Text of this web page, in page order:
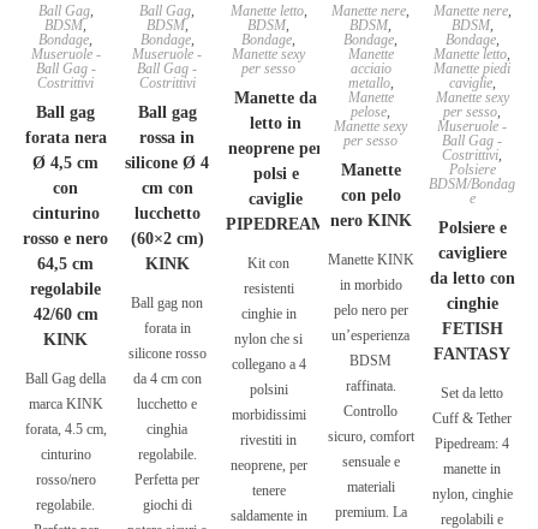
Ball Gag,
BDSM,
Bondage
Museruole -
Ball Gag -
Costrittivi
Ball gag
forata nera
Ø 4,5 cm
con
cinturino
rosso e nero
64,5 cm
regolabile
42/60 cm
KINK
Ball Gag della
marca KINK
forata, 4.5 cm,
cinturino
rosso/nero
regolabile.
Ball Gag
BDSM,
Bondage,
Museruole -
Ball Gag -
Costrittivi
Ball gag
rossa in
silicone Ø 4
cm con
lucchetto
(60×2 cm)
KINK
Ball gag non
forata in
silicone rosso
da 4 cm con
lucchetto e
cinghia
regolabile.
Perfetta per
giochi di
Manette letto,
BDSM
Bondage
Manette sexy
per sesso
Manette da
letto in
neoprene per
polsi e
caviglie
PIPEDREAM
Kit con
resistenti
cinghie in
nylon che si
collegano a 4
polsini
morbidissimi
rivestiti in
neoprene, per
tenere
saldamente in
Manette nere
BDSM
Bondage
Manette
acciaio
metallo,
Manette
pelose
Manette sexy
per sesso
Manette
con pelo
nero KINK
Manette KINK
in morbido
pelo nero per
un’esperienza
BDSM
raffinata.
Controllo
sicuro, comfort
sensuale e
materiali
premium. La
Manette nere,
BDSM,
Bondage,
Manette letto
Manette piedi
caviglie,
Manette sexy
per sesso
Museruole -
Ball Gag -
Costrittivi
Polsiere
BDSM/Bondag
e
Polsiere e
cavigliere
da letto con
cinghie
FETISH
FANTASY
Set da letto
Cuff & Tether
Pipedream: 4
manette in
nylon, cinghie
regolabili e